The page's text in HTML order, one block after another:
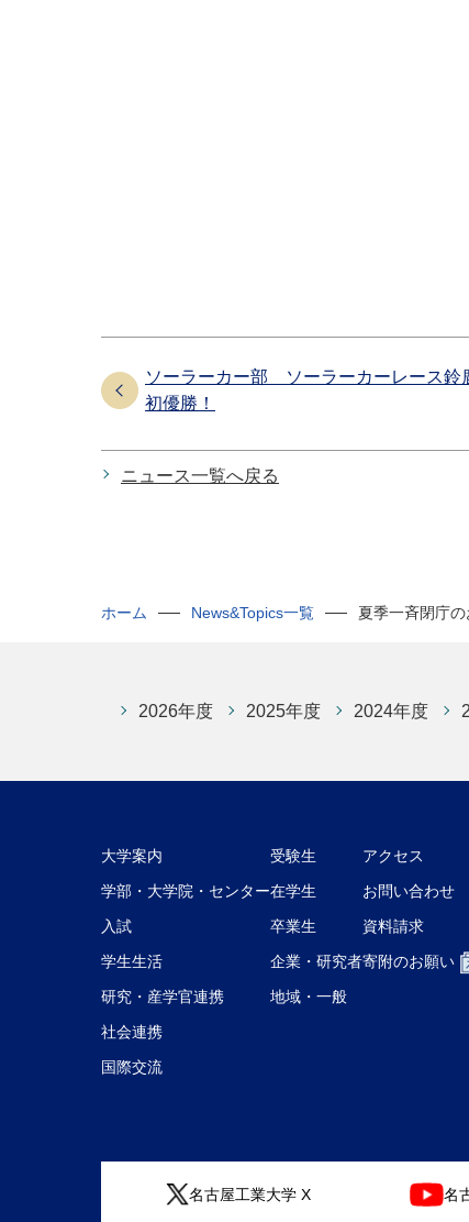
ソーラーカー部 ソーラーカーレース
初優勝！
ニュース一覧へ戻る
ホーム News&Topics一覧 夏季一斉閉庁
2026年度 2025年度 2024年度
大学案内
学部・大学院・センター
入試
学生生活
研究・産学官連携
社会連携
国際交流
受験生
在学生
卒業生
企業・研究者
地域・一般
アクセス
お問い合わせ
資料請求
寄附のお願い
名古屋工業大学 X 名